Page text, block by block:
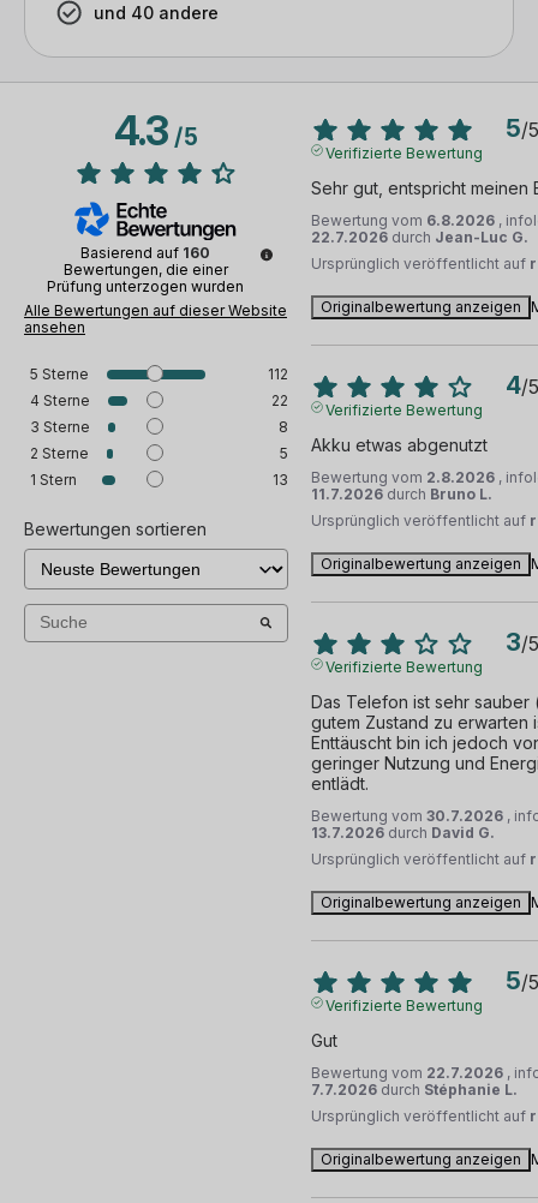
und 40 andere
4.3/5
Basierend auf 160
Bewertungen, die einer
Prüfung unterzogen wurden
Alle Bewertungen auf dieser Website
ansehen
5 Sterne
112
4 Sterne
22
3 Sterne
8
2 Sterne
5
1 Stern 13
Bewertungen sortieren
5/5
Verifizierte Bewertung
Sehr gut, entspricht meinen
Bewertung vom 6.8.2026 ,
22.7.2026 durch Jean-Luc G.
Ursprünglich veröffentlicht auf
Originalbewertung anzeigen
4/5
Verifizierte Bewertung
Akku etwas abgenutzt
Bewertung vom 2.8.2026 ,
11.7.2026 durch Bruno L.
Ursprünglich veröffentlicht auf
Originalbewertung anzeigen
3/5
Verifizierte Bewertung
Das Telefon ist sehr sauber
gutem Zustand zu erwarten
Enttäuscht bin ich jedoch
geringer Nutzung und
entlädt.
Bewertung vom 30.7.2026 ,
13.7.2026 durch David G.
Ursprünglich veröffentlicht auf
Originalbewertung anzeigen
5/5
Verifizierte Bewertung
Gut
Bewertung vom 22.7.2026 ,
7.7.2026 durch Stéphanie L.
Ursprünglich veröffentlicht auf
Originalbewertung anzeigen